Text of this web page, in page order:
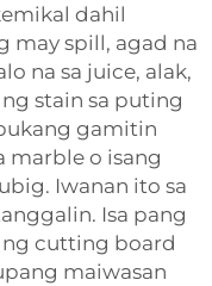
dahil
may spill, agad na
na sa juice, alak,
stain sa puting
gamitin
marble o isang
Iwanan ito sa
Isa pang
cutting board
maiwasan